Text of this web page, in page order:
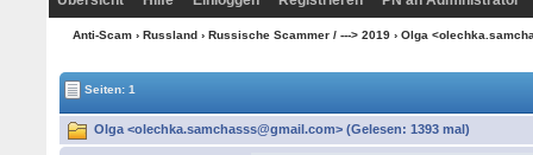
Anti-Scam› Russland› Russische Scammer / ---> 2019› Olga
Seiten: 1
Olga <olechka.samchasss@gmail.com> (Gelesen: 1393 mal)